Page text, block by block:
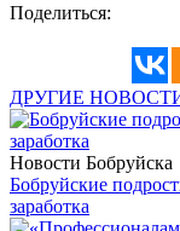
Поделиться:
ДРУГИЕ
Новости Бобруйска
Бобруйские
заработка